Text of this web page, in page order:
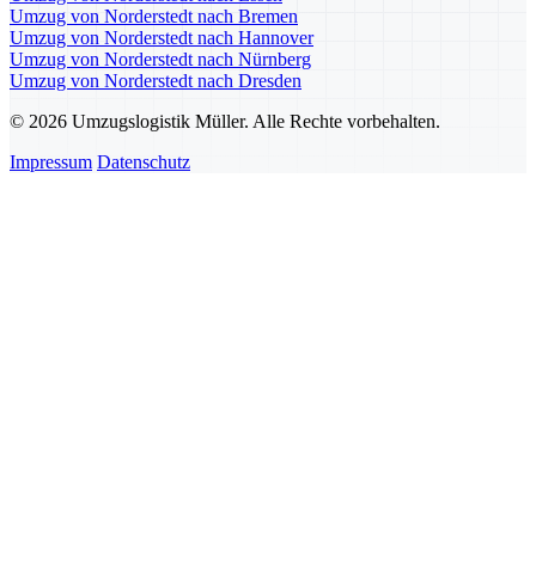
Umzug von Norderstedt nach Bremen
Umzug von Norderstedt nach Hannover
Umzug von Norderstedt nach Nürnberg
Umzug von Norderstedt nach Dresden
© 2026 Umzugslogistik Müller. Alle Rechte vorbehalten.
Impressum Datenschutz